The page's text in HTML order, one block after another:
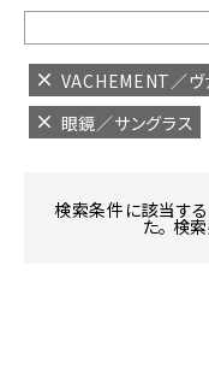
VACHEMENT／ヴ
眼鏡／サングラス
検索条件に該当す
た。 検